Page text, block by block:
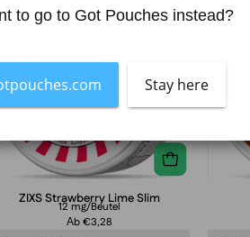
Strawberry
ZIXS Strawberry Lime Slim
12 mg/Beutel
Аb €3,28
to go to Got Pouches instead?
Stay here